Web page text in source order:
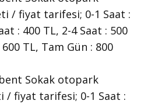
/ fiyat tarifesi; 0-1 Saat :
: 400 TL, 2-4 Saat : 500
TL, Tam Gün : 800
Sokak otopark
/ fiyat tarifesi; 0-1 Saat :